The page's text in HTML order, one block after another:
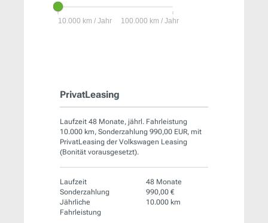
PrivatLeasing
Laufzeit 48 Monate, jährl. Fahrleistung
10.000 km, Sonderzahlung 990,00 EUR, mit
PrivatLeasing der Volkswagen Leasing
(Bonität vorausgesetzt).
Laufzeit
48 Monate
Sonderzahlung
990,00 €
Jährliche
Fahrleistung
10.000 km